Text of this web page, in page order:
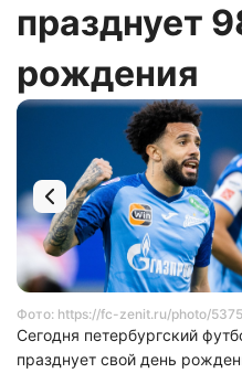
празднует
рождения
Фото: https://fc-zenit.ru/photo/
Сегодня петербургский
празднует свой день